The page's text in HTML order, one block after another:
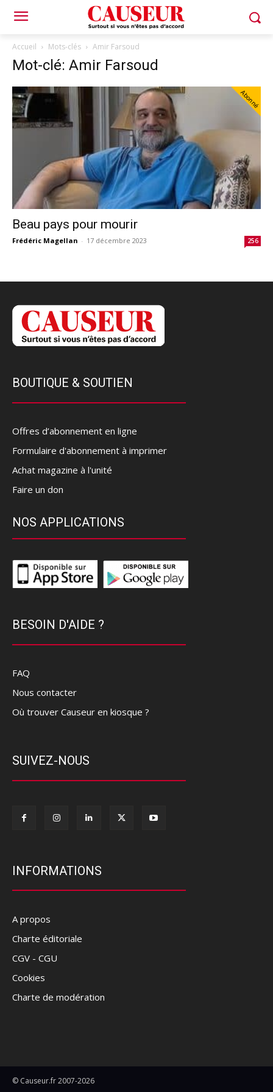
Accueil Mots-clés Amir Farsoud
Mot-clé: Amir Farsoud
Abonné
Beau pays pour mourir
Frédéric Magellan - 17 décembre 2023 256
BOUTIQUE & SOUTIEN
Offres d’abonnement en ligne
Formulaire d'abonnement à imprimer
Achat magazine à l'unité
Faire un don
NOS APPLICATIONS
BESOIN D'AIDE ?
FAQ
Nous contacter
Où trouver Causeur en kiosque ?
SUIVEZ-NOUS
INFORMATIONS
A propos
Charte éditoriale
CGV - CGU
Cookies
Charte de modération
© Causeur.fr 2007-2026